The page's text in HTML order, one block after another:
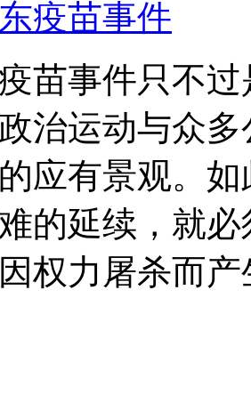
疫苗事件
苗事件只不
治运动与众
应有景观。
的延续，就
权力屠杀而